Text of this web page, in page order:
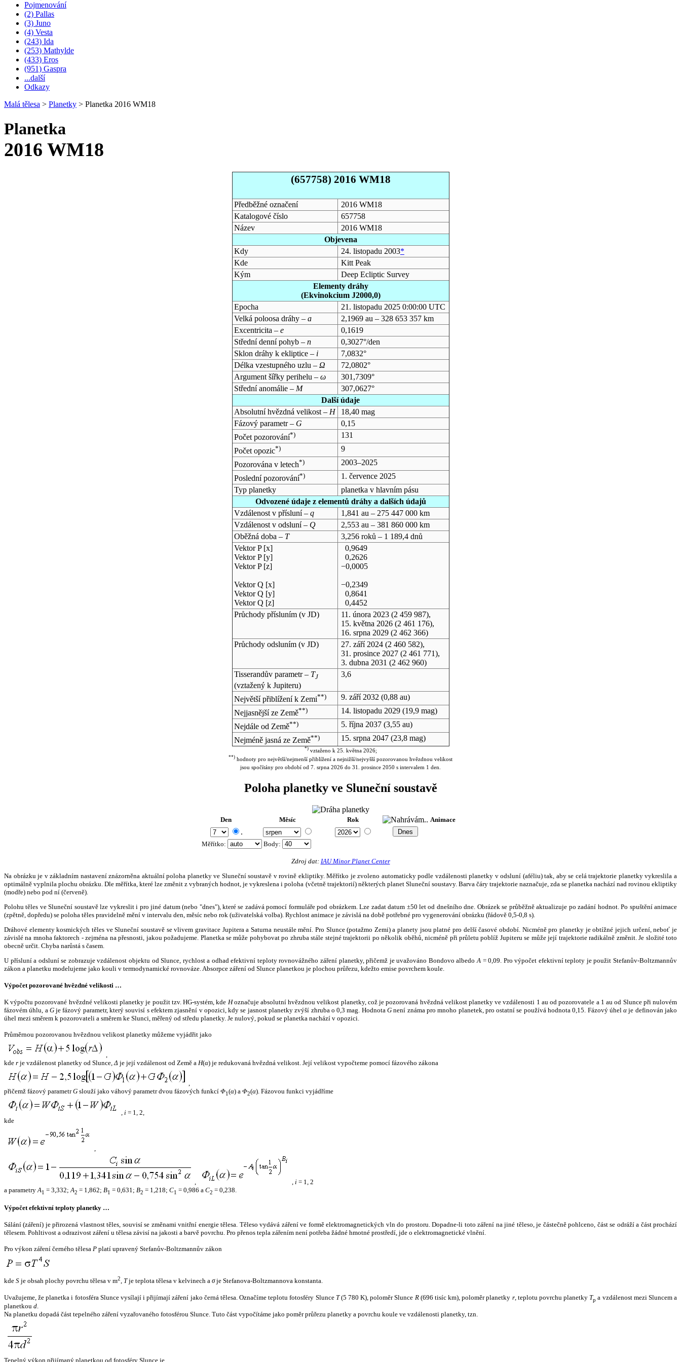
Pojmenování
(2) Pallas
(3) Juno
(4) Vesta
(243) Ida
(253) Mathylde
(433) Eros
(951) Gaspra
...další
Odkazy
Malá tělesa > Planetky > Planetka 2016 WM18
Planetka
2016 WM18
(657758) 2016 WM18
Předběžné označení
2016 WM18
Katalogové číslo
657758
Název
2016 WM18
Objevena
Kdy
24. listopadu 2003*
Kde
Kitt Peak
Kým
Deep Ecliptic Survey
Elementy dráhy
(Ekvinokcium J2000,0)
Epocha
21. listopadu 2025 0:00:00 UTC
Velká poloosa dráhy – a
2,1969 au – 328 653 357 km
Excentricita – e
0,1619
Střední denní pohyb – n
0,3027°/den
Sklon dráhy k ekliptice – i
7,0832°
Délka vzestupného uzlu – Ω
72,0802°
Argument šířky perihelu – ω
301,7309°
Střední anomálie – M
307,0627°
Další údaje
Absolutní hvězdná velikost – H
18,40 mag
Fázový parametr – G
0,15
Počet pozorování*)
131
Počet opozic*)
9
Pozorována v letech*)
2003–2025
Poslední pozorování*)
1. července 2025
Typ planetky
planetka v hlavním pásu
Odvozené údaje z elementů dráhy a dalších údajů
Vzdálenost v přísluní – q
1,841 au – 275 447 000 km
Vzdálenost v odsluní – Q
2,553 au – 381 860 000 km
Oběžná doba – T
3,256 roků – 1 189,4 dnů
Vektor P [x]
Vektor P [y]
Vektor P [z]
Vektor Q [x]
Vektor Q [y]
Vektor Q [z]
0,9649
0,2626
−0,0005
−0,2349
0,8641
0,4452
Průchody přísluním (v JD) 11. února 2023(2 459 987),
15. května 2026(2 461 176),
16. srpna 2029(2 462 366)
Průchody odsluním (v JD) 27. září 2024(2 460 582),
31. prosince 2027(2 461 771),
3. dubna 2031 (2 462 960)
Tisserandův parametr – TJ
(vztažený k Jupiteru)
3,6
Největší přiblížení k Zemi**) 9. září 2032 (0,88 au)
Nejjasnější ze Země**) 14. listopadu 2029(19,9 mag)
Nejdále od Země**) 5. října 2037(3,55 au)
Nejméně jasná ze Země**) 15. srpna 2047(23,8 mag)
*)vztaženo k 25. května 2026;
**) hodnoty pro největší/nejmenší přiblížení a nejnižší/nejvyšší pozorovanou hvězdnou velikost
jsou spočítány pro období od 7. srpna 2026 do 31. prosince 2050 s intervalem 1 den.
Poloha planetky ve Sluneční soustavě
Den Měsíc Rok Animace
.
Měřítko: Body:
Zdroj dat: IAU Minor Planet Center
Na obrázku je v základním nastavení znázorněna aktuální poloha planetky ve Sluneční soustavě v rovině ekliptiky. Měřítko je zvoleno automaticky podle vzdálenosti planetky v odsluní (aféliu) tak, aby se celá trajektorie planetky vykreslila a
optimálně vyplnila plochu obrázku. Dle měřítka, které lze změnit z vybraných hodnot, je vykreslena i poloha (včetně trajektorií) některých planet Sluneční soustavy. Barva čáry trajektorie naznačuje, zda se planetka nachází nad rovinou ekliptiky
(modře) nebo pod ní (červeně).
Polohu těles ve Sluneční soustavě lze vykreslit i pro jiné datum (nebo "dnes"), které se zadává pomocí formuláře pod obrázkem. Lze zadat datum ±50 let od dnešního dne. Obrázek se průběžně aktualizuje po zadání hodnot. Po spuštění animace
(zpětně, dopředu) se poloha těles pravidelně mění v intervalu den, měsíc nebo rok (uživatelská volba). Rychlost animace je závislá na době potřebné pro vygenerování obrázku (řádově 0,5-0,8 s).
Dráhové elementy kosmických těles ve Sluneční soustavě se vlivem gravitace Jupitera a Saturna neustále mění. Pro Slunce (potažmo Zemi) a planety jsou platné pro delší časové období. Nicméně pro planetky je obtížné jejich určení, neboť je
závislé na mnoha faktorech - zejména na přesnosti, jakou požadujeme. Planetka se může pohybovat po zhruba stále stejné trajektorii po několik oběhů, nicméně při průletu poblíž Jupiteru se může její trajektorie radikálně změnit. Je složité toto
obecně určit. Chyba narůstá s časem.
U přísluní a odsluní se zobrazuje vzdálenost objektu od Slunce, rychlost a odhad efektivní teploty rovnovážného záření planetky, přičemž je uvažováno Bondovo albedo A = 0,09. Pro výpočet efektivní teploty je použit Stefanův-Boltzmannův
zákon a planetku modelujeme jako kouli v termodynamické rovnováze. Absorpce záření od Slunce planetkou je plochou průřezu, kdežto emise povrchem koule.
Výpočet pozorované hvězdné velikosti …
K výpočtu pozorované hvězdné velikosti planetky je použit tzv. HG-systém, kde Hoznačuje absolutní hvězdnou velikost planetky, což je pozorovaná hvězdná velikost planetky ve vzdálenosti 1 au od pozorovatele a 1 au od Slunce při nulovém
fázovém úhlu, a Gje fázový parametr, který souvisí s efektem zjasnění v opozici, kdy se jasnost planetky zvýší zhruba o 0,3 mag. HodnotaG není známa pro mnoho planetek, pro ostatní se používá hodnota 0,15. Fázový úhelα je definován jako
úhel mezi směrem k pozorovateli a směrem ke Slunci, měřený od středu planetky. Je nulový, pokud se planetka nachází v opozici.
Průměrnou pozorovanou hvězdnou velikost planetky můžeme vyjádřit jako
,
kde r je vzdálenost planetky od Slunce,Δ je její vzdálenost od Země a H(α) je redukovaná hvězdná velikost. Její velikost vypočteme pomocí fázového zákona
,
přičemž fázový parametrG slouží jako váhový parametr dvou fázových funkcí Φ1(α) a Φ2(α). Fázovou funkci vyjádříme
, i = 1, 2,
kde
,
, , i = 1, 2
a parametryA1 = 3,332;A2 = 1,862; B1 = 0,631; B2 = 1,218; C1 = 0,986 a C2 = 0,238.
Výpočet efektivní teploty planetky …
Sálání (záření) je přirozená vlastnost těles, souvisí se změnami vnitřní energie tělesa. Těleso vydává záření ve formě elektromagnetických vln do prostoru. Dopadne-li toto záření na jiné těleso, je částečně pohlceno, část se odráží a část prochází
tělesem. Pohltivost a odrazivost záření u tělesa závisí na jakosti a barvě povrchu. Pro přenos tepla zářením není potřeba žádné hmotné prostředí, jde o elektromagnetické vlnění.
Pro výkon záření černého tělesa P platí upravený Stefanův-Boltzmannův zákon
kde S je obsah plochy povrchu tělesa v m2, Tje teplota tělesa v kelvinech a σje Stefanova-Boltzmannova konstanta.
Uvažujeme, že planetka i fotosféra Slunce vysílají i přijímají záření jako černá tělesa. Označíme teplotu fotosféry Slunce T(5 780 K), poloměr Slunce R(696 tisíc km), poloměr planetky r, teplotu povrchu planetky Tp a vzdálenost mezi Sluncem a
planetkou d.
Na planetku dopadá část tepelného záření vyzařovaného fotosférou Slunce. Tuto část vypočítáme jako poměr průřezu planetky a povrchu koule ve vzdálenosti planetky, tzn.
Tepelný výkon přijímaný planetkou od fotosféry Slunce je